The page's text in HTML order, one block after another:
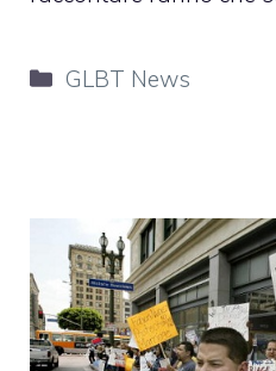
Categorie
GLBT News